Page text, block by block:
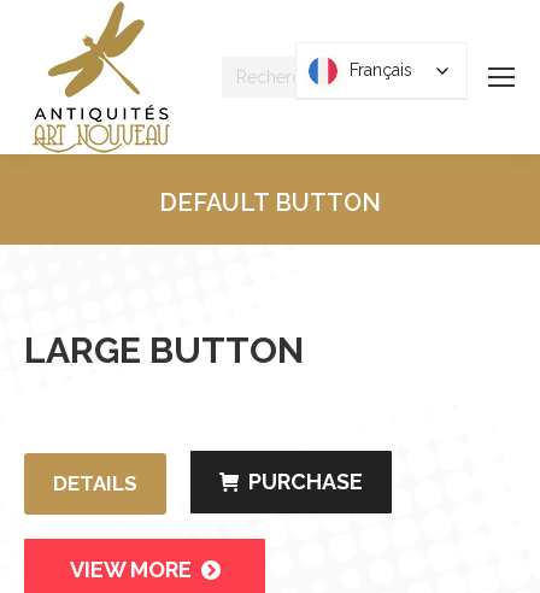
Recherche
DEFAULT BUTTON
LARGE BUTTON
DETAILS PURCHASE
VIEW MORE
Français
Français